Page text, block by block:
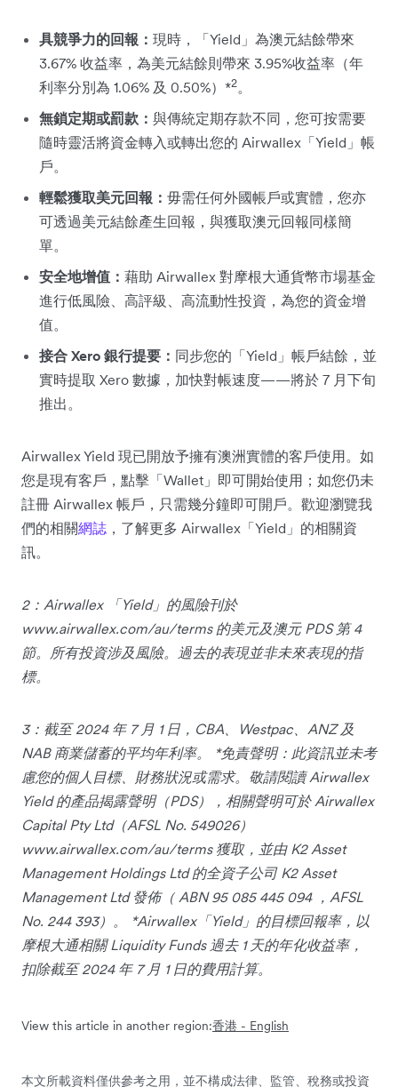
具競爭力的回報： 現時，「Yield」為澳元結餘帶來
3.67% 收益率，為美元結餘則帶來 3.95%收益率（年
利率分別為 1.06% 及 0.50%）*2。
無鎖定期或罰款： 與傳統定期存款不同，您可按需要
隨時靈活將資金轉入或轉出您的 Airwallex「Yield」帳
戶。
輕鬆獲取美元回報： 毋需任何外國帳戶或實體，您亦
可透過美元結餘產生回報，與獲取澳元回報同樣簡
單。
安全地增值： 藉助 Airwallex 對摩根大通貨幣市場基金
進行低風險、高評級、高流動性投資，為您的資金增
值。
接合 Xero 銀行提要： 同步您的「Yield」帳戶結餘，並
實時提取 Xero 數據，加快對帳速度——將於 7 月下旬
推出。
Airwallex Yield 現已開放予擁有澳洲實體的客戶使用。如
您是現有客戶，點擊「Wallet」即可開始使用；如您仍未
註冊 Airwallex 帳戶，只需幾分鐘即可開戶。歡迎瀏覽我
們的相關網誌 ，了解更多 Airwallex「Yield」的相關資
訊。
2：Airwallex 「Yield」的風險刊於
www.airwallex.com/au/terms 的美元及澳元 PDS 第 4
節。所有投資涉及風險。過去的表現並非未來表現的指
標。
3：截至 2024 年 7 月 1 日，CBA、Westpac、ANZ 及
NAB 商業儲蓄的平均年利率。 *免責聲明：此資訊並未考
慮您的個人目標、財務狀況或需求。敬請閱讀 Airwallex
Yield 的產品揭露聲明（PDS），相關聲明可於 Airwallex
Capital Pty Ltd（AFSL No. 549026）
www.airwallex.com/au/terms 獲取，並由 K2 Asset
Management Holdings Ltd 的全資子公司 K2 Asset
Management Ltd 發佈（ ABN 95 085 445 094 ，AFSL
No. 244 393）。 *Airwallex「Yield」的目標回報率，以
摩根大通相關 Liquidity Funds 過去 1 天的年化收益率，
扣除截至 2024 年 7 月 1 日的費用計算。
View this article in another region:香港 - English
本文所載資料僅供參考之用，並不構成法律、監管、稅務或投資